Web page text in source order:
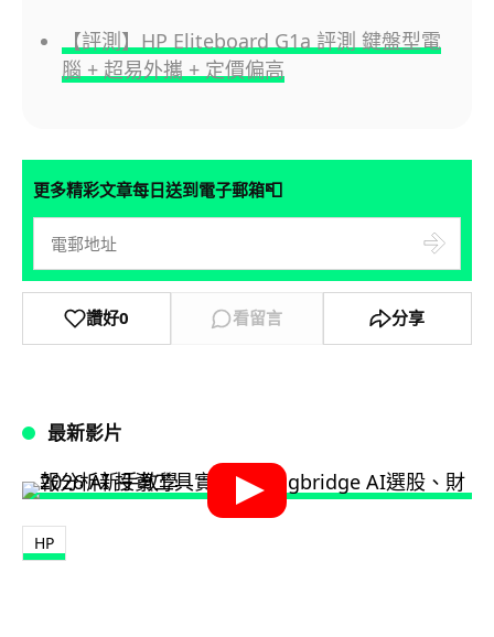
【評測】HP Eliteboard G1a 評測 鍵盤型電
腦 + 超易外攜 + 定價偏高
更多精彩文章每日送到電子郵箱📮
讚好0 看留言 分享
最新影片
HP